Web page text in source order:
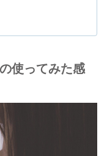
使ってみた感